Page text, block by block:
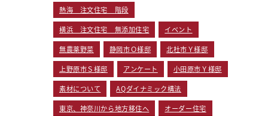
熱海 注文住宅 階段
横浜 注文住宅 無添加住宅 イベント
無農薬野菜 静岡市Ｏ様邸 北杜市Ｙ様邸
上野原市Ｓ様邸 アンケート 小田原市Ｙ様邸
素材について AQダイナミック構法
東京、神奈川から地方移住へ オーダー住宅